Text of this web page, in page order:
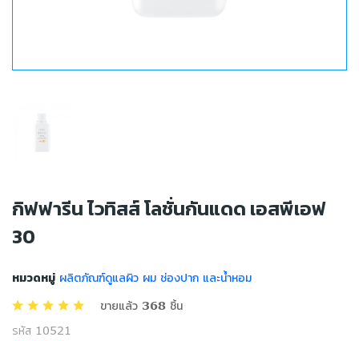
กิฟฟารีน ไวทิสส์ โลชั่นกันแดด เอสพีเอฟ
30
หมวดหมู่ ผลิตภัณฑ์ดูแลผิว ผม ช่องปาก และน้ำหอม
ขายแล้ว 368 ชิ้น
รหัส 10521